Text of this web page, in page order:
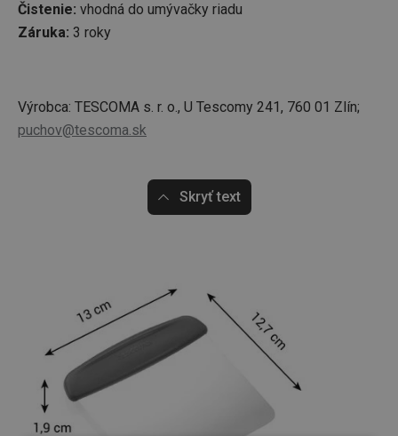
Čistenie: vhodná do umývačky riadu
Záruka: 3 roky
Výrobca: TESCOMA s. r. o., U Tescomy 241, 760 01 Zlín;
puchov@tescoma.sk
Skryť text